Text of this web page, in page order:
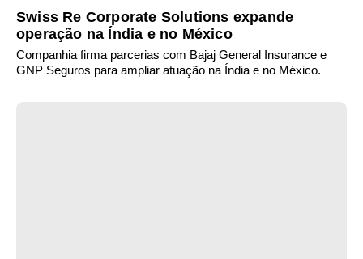
Swiss Re Corporate Solutions expande
operação na Índia e no México
Companhia firma parcerias com Bajaj General Insurance e
GNP Seguros para ampliar atuação na Índia e no México.